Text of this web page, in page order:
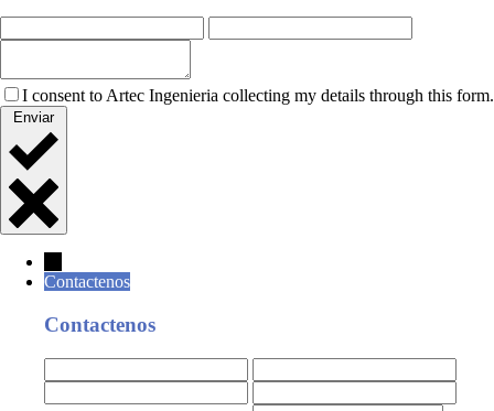
I consent to Artec Ingenieria collecting my details through this form.
Enviar
Contactenos
Contactenos